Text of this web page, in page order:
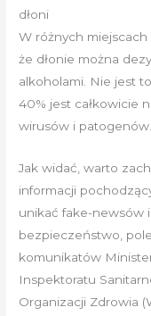
dłoni
W różnych miejscach
że dłonie można
alkoholami. Nie jest
40% jest całkowicie
wirusów i patogenów.
Jak widać, warto
informacji
unikać fake-newsów
bezpieczeństwo,
komunikatów
Inspektoratu
Organizacji Zdrowia